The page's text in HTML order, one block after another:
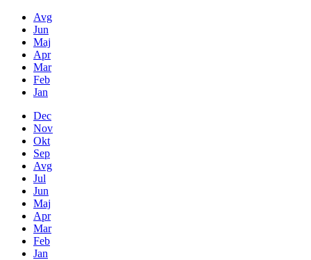
Avg
Jun
Maj
Apr
Mar
Feb
Jan
Dec
Nov
Okt
Sep
Avg
Jul
Jun
Maj
Apr
Mar
Feb
Jan